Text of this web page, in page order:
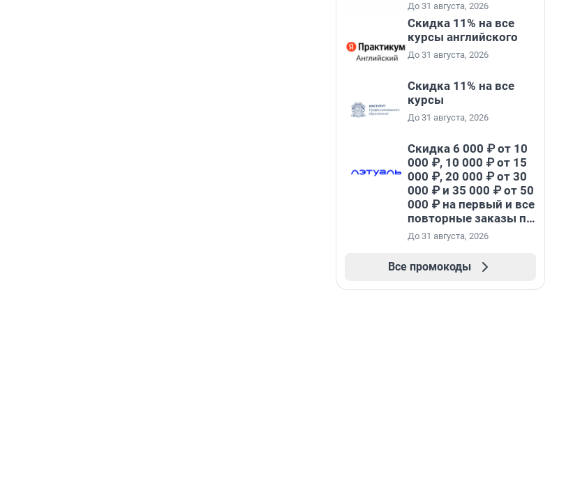
До 31 августа, 2026
Скидка 11% на все
курсы английского
До 31 августа, 2026
Скидка 11% на все
курсы
До 31 августа, 2026
Скидка 6 000 ₽ от 10
000 ₽, 10 000 ₽ от 15
000 ₽, 20 000 ₽ от 30
000 ₽ и 35 000 ₽ от 50
000 ₽ на первый и все
повторные заказы по
промокоду НАБЕРИ
До 31 августа, 2026
Все промокоды